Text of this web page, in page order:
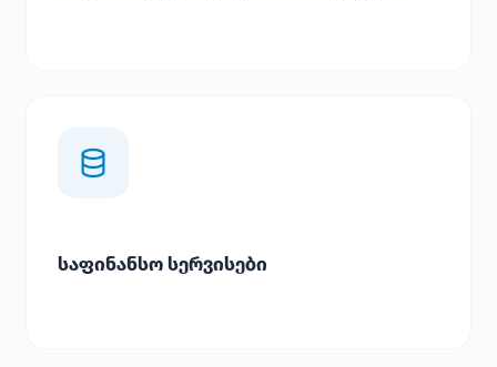
საფინანსო სერვისები